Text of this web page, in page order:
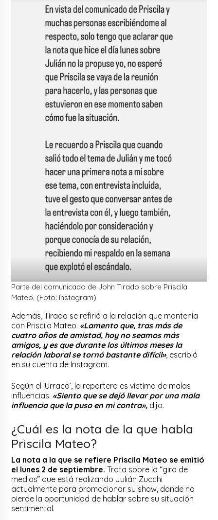
Parte del comunicado de John Tirado sobre Priscila
Mateo. (Foto: Instagram)
Además, Tirado se refirió a la relación que mantenía
con Priscila Mateo. «Lamento que, tras más de
cuatro años de amistad, hoy no seamos más
amigos, y es que durante los últimos meses la
relación laboral se tornó bastante difícil», escribió
en su cuenta de Instagram.
Según el ‘Urraco’, la reportera es víctima de malas
influencias. «Siento que se dejó llevar por una mala
influencia que la puso en mi contra», dijo.
¿Cuál es la nota de la que habla
Priscila Mateo?
La nota a la que se refiere Priscila Mateo se emitió
el lunes 2 de septiembre. Trata sobre la “gira de
medios” que está realizando Julián Zucchi
actualmente para promocionar su show, donde no
pierde la oportunidad de hablar sobre su situación
sentimental.